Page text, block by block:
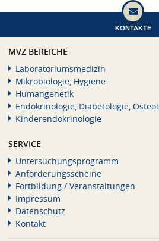
KONTAKTE
MVZ BEREICHE
Laboratoriumsmedizin
Mikrobiologie, Hygiene
Humangenetik
Endokrinologie, Diabetologie,
Kinderendokrinologie
SERVICE
Untersuchungsprogramm
Anforderungsscheine
Fortbildung / Veranstaltungen
Impressum
Datenschutz
Kontakt